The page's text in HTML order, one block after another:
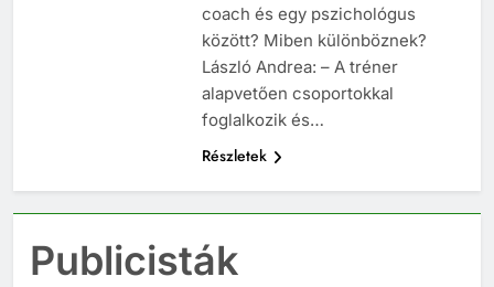
coach és egy pszichológus
között? Miben különböznek?
László Andrea: – A tréner
alapvetően csoportokkal
foglalkozik és…
Részletek
Publicisták